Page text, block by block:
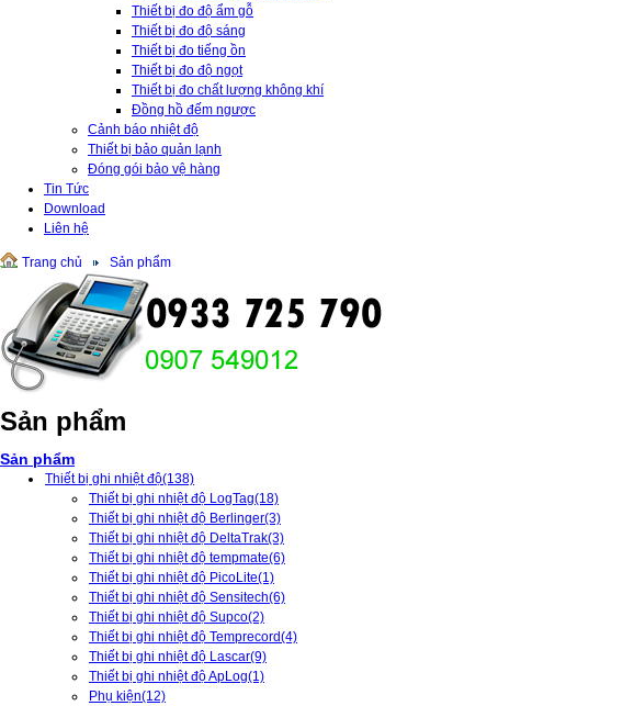
Thiết bị đo độ ẩm gỗ
Thiết bị đo độ sáng
Thiết bị đo tiếng ồn
Thiết bị đo độ ngọt
Thiết bị đo chất lượng không khí
Đồng hồ đếm ngược
Cảnh báo nhiệt độ
Thiết bị bảo quản lạnh
Đóng gói bảo vệ hàng
Tin Tức
Download
Liên hệ
Trang chủ Sản phẩm
Sản phẩm
Sản phẩm
Thiết bị ghi nhiệt độ(138)
Thiết bị ghi nhiệt độ LogTag(18)
Thiết bị ghi nhiệt độ Berlinger(3)
Thiết bị ghi nhiệt độ DeltaTrak(3)
Thiết bị ghi nhiệt độ tempmate(6)
Thiết bị ghi nhiệt độ PicoLite(1)
Thiết bị ghi nhiệt độ Sensitech(6)
Thiết bị ghi nhiệt độ Supco(2)
Thiết bị ghi nhiệt độ Temprecord(4)
Thiết bị ghi nhiệt độ Lascar(9)
Thiết bị ghi nhiệt độ ApLog(1)
Phụ kiện(12)